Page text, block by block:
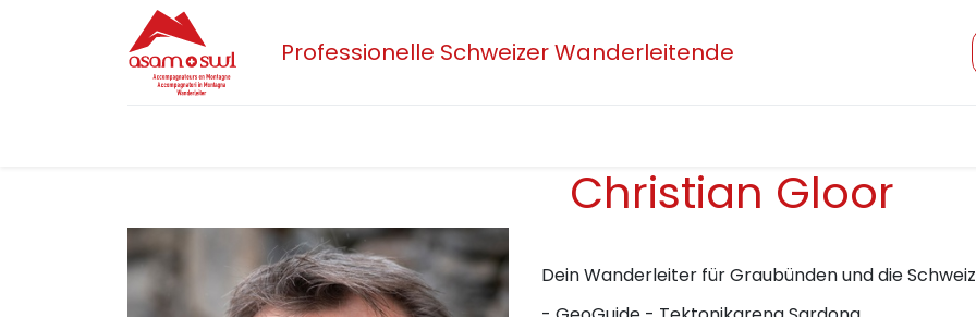
Professionelle Schweizer Wanderleitende
Christian Gloor
Dein Wanderleiter für Graubünden und die Schweiz